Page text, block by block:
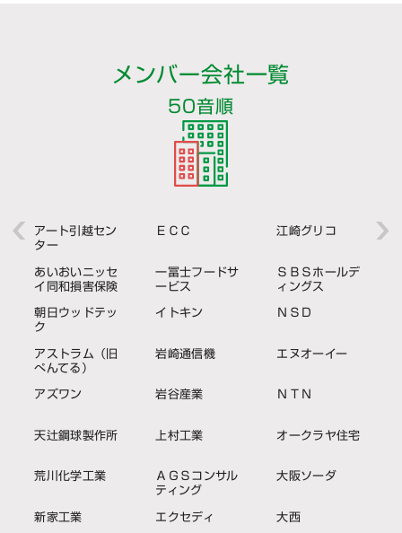
メンバー会社一覧
50音順
アート引越セン
ター
あいおいニッセ
イ同和損害保険
朝日ウッドテッ
ク
アストラム（旧
ぺんてる）
アズワン
天辻鋼球製作所
荒川化学工業
新家工業
ＥＣＣ
一冨士フードサ
ービス
イトキン
岩崎通信機
岩谷産業
上村工業
ＡＧＳコンサル
ティング
エクセディ
江崎グリコ
ＳＢＳホールデ
ィングス
ＮＳＤ
エヌオーイー
ＮＴＮ
オークラヤ住宅
大阪ソーダ
大西